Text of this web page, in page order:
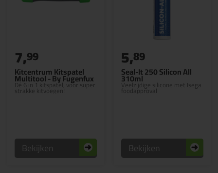
Kitcentrum Kitspatel
Multitool - By Fugenfux
Dé 6 in 1 kitspatel, voor super
strakke kitvoegen!
7,99
Bekijken
Seal-It 250 Silicon All
310ml
Veelzijdige silicone met Isega
foodapproval
5,89
Bekijken